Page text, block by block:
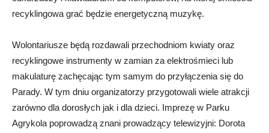
recyklingowa grać będzie energetyczną muzykę.
Wolontariusze będą rozdawali przechodniom kwiaty oraz
recyklingowe instrumenty w zamian za elektrośmieci lub
makulaturę zachęcając tym samym do przyłączenia się do
Parady. W tym dniu organizatorzy przygotowali wiele atrakcji
zarówno dla dorosłych jak i dla dzieci. Imprezę w Parku
Agrykola poprowadzą znani prowadzący telewizyjni: Dorota